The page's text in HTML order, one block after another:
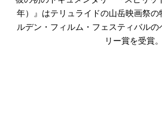
年）』はテリュライドの山岳映画祭
ルデン・フィルム・フェスティバル
リー賞を受賞。